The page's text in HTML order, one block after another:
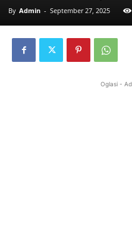
By Admin - September 27, 2025
Oglasi -